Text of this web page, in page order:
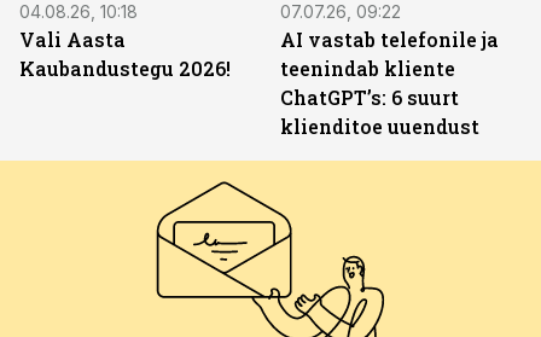
04.08.26, 10:18
Vali Aasta
Kaubandustegu 2026!
07.07.26, 09:22
AI vastab telefonile ja
teenindab kliente
ChatGPT’s: 6 suurt
klienditoe uuendust